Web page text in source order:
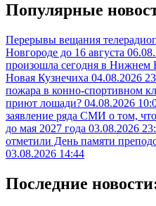
Популярные
Перерывы вещания
Новгороде до 16 августа
произошла сегодня в Нижнем
Новая Кузнечиха 04.08.2026
пожара в конно-спортивном
приют лошади? 04.08.2026
заявление ряда СМИ о том, что
до мая 2027 года 03.08.2026
отметили День памяти
03.08.2026 14:44
Последние